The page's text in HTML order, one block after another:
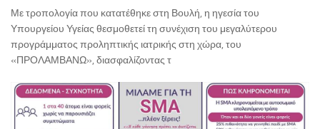
Με τροπολογία που κατατέθηκε στη Βουλή, η ηγεσία του
Υπουργείου Υγείας θεσμοθετεί τη συνέχιση του μεγαλύτερου
προγράμματος προληπτικής ιατρικής στη χώρα, του
«ΠΡΟΛΑΜΒΑΝΩ», διασφαλίζοντας τ